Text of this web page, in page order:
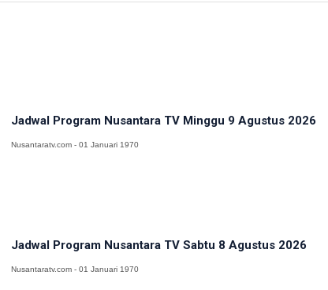
Jadwal Program Nusantara TV Minggu 9 Agustus 2026
Nusantaratv.com - 01 Januari 1970
Jadwal Program Nusantara TV Sabtu 8 Agustus 2026
Nusantaratv.com - 01 Januari 1970